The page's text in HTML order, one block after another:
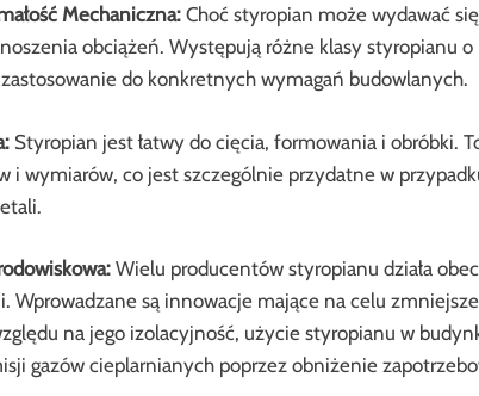
Mechaniczna: Choć styropian może wydawać
obciążeń. Występują różne klasy styropianu
do konkretnych wymagań budowlanych.
Styropian jest łatwy do cięcia, formowania i obróbki.
i wymiarów, co jest szczególnie przydatne w
Wielu producentów styropianu działa
Wprowadzane są innowacje mające na celu
na jego izolacyjność, użycie styropianu w
gazów cieplarnianych poprzez obniżenie